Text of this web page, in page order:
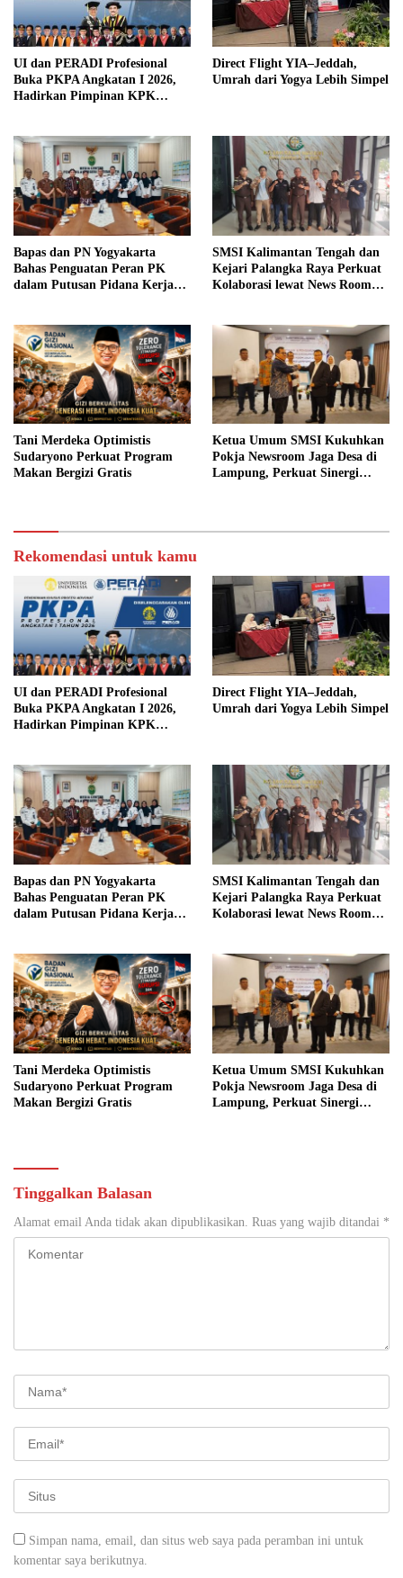
UI dan PERADI Profesional
Buka PKPA Angkatan I 2026,
Hadirkan Pimpinan KPK
Direct Flight YIA–Jeddah,
Umrah dari Yogya Lebih Simpel
Bapas dan PN Yogyakarta
Bahas Penguatan Peran PK
dalam Putusan Pidana Kerja
SMSI Kalimantan Tengah dan
Kejari Palangka Raya Perkuat
Kolaborasi lewat News Room
Tani Merdeka Optimistis
Sudaryono Perkuat Program
Makan Bergizi Gratis
Ketua Umum SMSI Kukuhkan
Pokja Newsroom Jaga Desa di
Lampung, Perkuat Sinergi
Rekomendasi untuk kamu
UI dan PERADI Profesional
Buka PKPA Angkatan I 2026,
Hadirkan Pimpinan KPK
Direct Flight YIA–Jeddah,
Umrah dari Yogya Lebih Simpel
Bapas dan PN Yogyakarta
Bahas Penguatan Peran PK
dalam Putusan Pidana Kerja
SMSI Kalimantan Tengah dan
Kejari Palangka Raya Perkuat
Kolaborasi lewat News Room
Tani Merdeka Optimistis
Sudaryono Perkuat Program
Makan Bergizi Gratis
Ketua Umum SMSI Kukuhkan
Pokja Newsroom Jaga Desa di
Lampung, Perkuat Sinergi
Tinggalkan Balasan
Alamat email Anda tidak akan dipublikasikan. Ruas yang wajib ditandai *
Simpan nama, email, dan situs web saya pada peramban ini untuk
komentar saya berikutnya.